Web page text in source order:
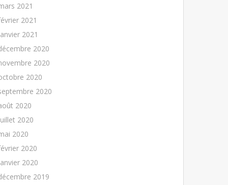
2021
2021
2021
2020
2020
2020
2020
2020
2020
2020
2020
2020
2019